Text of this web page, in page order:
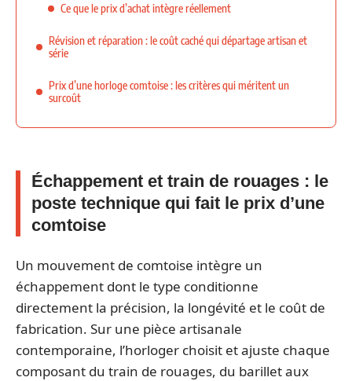
Ce que le prix d’achat intègre réellement
Révision et réparation : le coût caché qui départage artisan et
série
Prix d’une horloge comtoise : les critères qui méritent un
surcoût
Échappement et train de rouages : le
poste technique qui fait le prix d’une
comtoise
Un mouvement de comtoise intègre un
échappement dont le type conditionne
directement la précision, la longévité et le coût de
fabrication. Sur une pièce artisanale
contemporaine, l’horloger choisit et ajuste chaque
composant du train de rouages, du barillet aux